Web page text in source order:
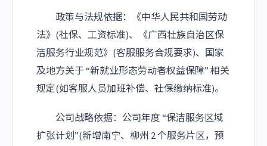
政策与法规依据：《中华人民共和国劳动
法》(社保、工资标准)、《广西壮族自治区保
洁服务行业规范》(客服服务合规要求)、国家
及地方关于 “新就业形态劳动者权益保障” 相关
规定(如客服人员加班补偿、社保缴纳标准)。
公司战略依据：公司年度 “保洁服务区域
扩张计划”(新增南宁、柳州 2 个服务片区，预